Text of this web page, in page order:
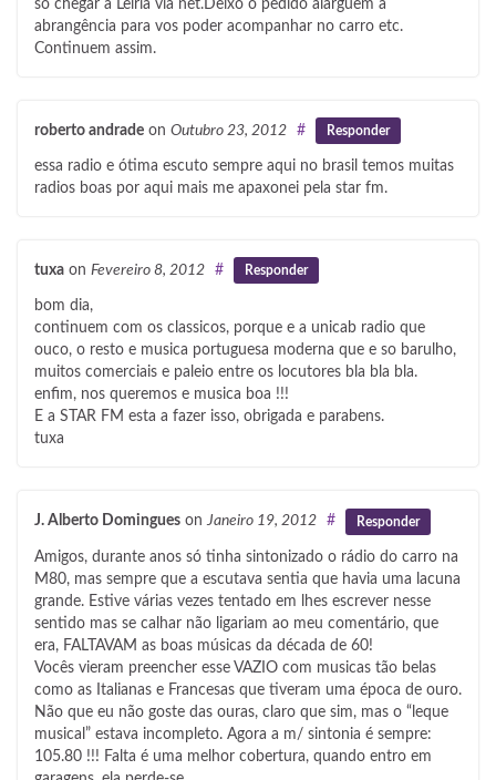
só chegar a Leiria via net.Deixo o pedido alarguem a
abrangência para vos poder acompanhar no carro etc.
Continuem assim.
roberto andrade on Outubro 23, 2012 # Responder
essa radio e ótima escuto sempre aqui no brasil temos muitas
radios boas por aqui mais me apaxonei pela star fm.
tuxa on Fevereiro 8, 2012 # Responder
bom dia,
continuem com os classicos, porque e a unicab radio que
ouco, o resto e musica portuguesa moderna que e so barulho,
muitos comerciais e paleio entre os locutores bla bla bla.
enfim, nos queremos e musica boa !!!
E a STAR FM esta a fazer isso, obrigada e parabens.
tuxa
J. Alberto Domingues onJaneiro 19, 2012 # Responder
Amigos, durante anos só tinha sintonizado o rádio do carro na
M80, mas sempre que a escutava sentia que havia uma lacuna
grande. Estive várias vezes tentado em lhes escrever nesse
sentido mas se calhar não ligariam ao meu comentário, que
era, FALTAVAM as boas músicas da década de 60!
Vocês vieram preencher esse VAZIO com musicas tão belas
como as Italianas e Francesas que tiveram uma época de ouro.
Não que eu não goste das ouras, claro que sim, mas o “leque
musical” estava incompleto. Agora a m/ sintonia é sempre:
105.80 !!! Falta é uma melhor cobertura, quando entro em